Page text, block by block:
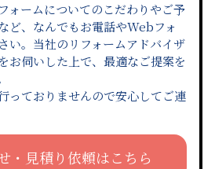
ォームについてのこだわりやご予
ど、なんでもお電話やWebフォ
い。当社のリフォームアドバイザ
お伺いした上で、最適なご提案を
っておりませんので安心してご連
・見積り依頼はこちら